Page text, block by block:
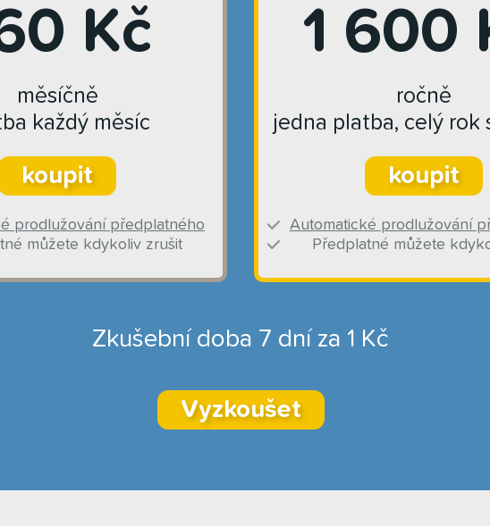
Kč
měsíčně
každý měsíc
koupit
prodlužování předplatného
můžete kdykoliv zrušit
1 600
ročně
jedna platba, celý rok
koupit
Automatické prodlužování
Předplatné můžete
Zkušební doba 7 dní za 1 Kč
Vyzkoušet